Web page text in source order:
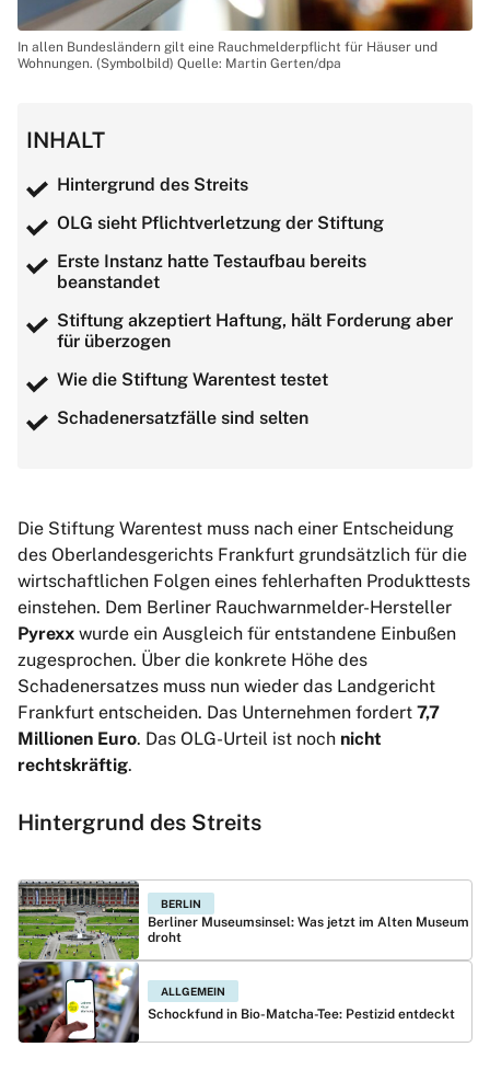
In allen Bundesländern gilt eine Rauchmelderpflicht für Häuser und
Wohnungen. (Symbolbild) Quelle: Martin Gerten/dpa
INHALT
Hintergrund des Streits
OLG sieht Pflichtverletzung der Stiftung
Erste Instanz hatte Testaufbau bereits
beanstandet
Stiftung akzeptiert Haftung, hält Forderung aber
für überzogen
Wie die Stiftung Warentest testet
Schadenersatzfälle sind selten
Die Stiftung Warentest muss nach einer Entscheidung
des Oberlandesgerichts Frankfurt grundsätzlich für die
wirtschaftlichen Folgen eines fehlerhaften Produkttests
einstehen. Dem Berliner Rauchwarnmelder-Hersteller
Pyrexx wurde ein Ausgleich für entstandene Einbußen
zugesprochen. Über die konkrete Höhe des
Schadenersatzes muss nun wieder das Landgericht
Frankfurt entscheiden. Das Unternehmen fordert 7,7
Millionen Euro. Das OLG-Urteil ist noch nicht
rechtskräftig.
Hintergrund des Streits
BERLIN
Berliner Museumsinsel: Was jetzt im Alten Museum
droht
ALLGEMEIN
Schockfund in Bio-Matcha-Tee: Pestizid entdeckt